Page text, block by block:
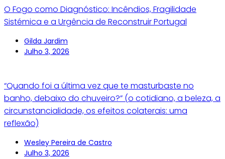
O Fogo como Diagnóstico: Incêndios, Fragilidade
Sistémica e a Urgência de Reconstruir Portugal
Gilda Jardim
Julho 3, 2026
“Quando foi a última vez que te masturbaste no
banho, debaixo do chuveiro?” (o cotidiano, a beleza, a
circunstancialidade, os efeitos colaterais: uma
reflexão)
Wesley Pereira de Castro
Julho 3, 2026